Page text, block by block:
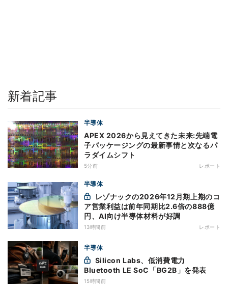
新着記事
半導体
APEX 2026から見えてきた未来:先端電
子パッケージングの最新事情と次なるパ
ラダイムシフト
5分前 レポート
半導体
ア営業利益は前年同期比2.6倍の888億
円、AI向け半導体材料が好調
13時間前 レポート
半導体
Bluetooth LE SoC「BG2B」を発表
15時間前